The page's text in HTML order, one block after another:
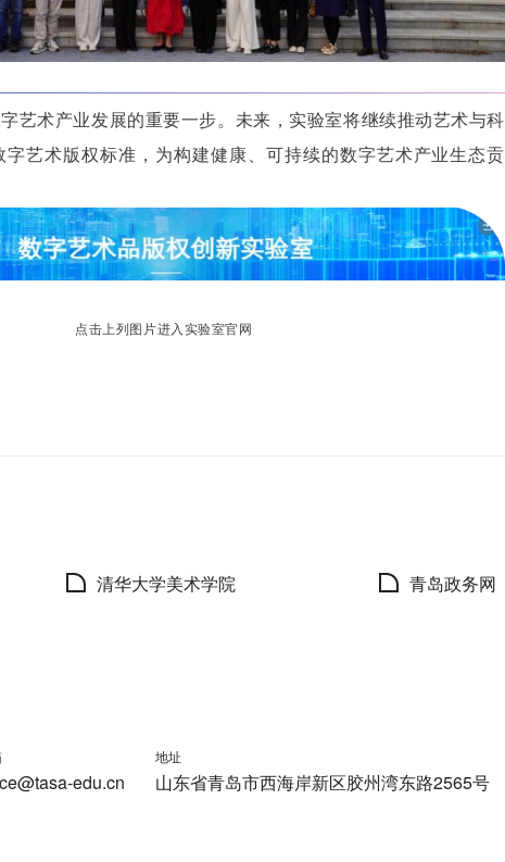
艺术产业发展的重要一步。未来，实验室将继续推动艺术与科
艺术版权标准，为构建健康、可持续的数字艺术产业生态贡
点击上列图片进入实验室官网
清华大学美术学院 青岛政务网
edu.cn
地址
山东省青岛市西海岸新区胶州湾东路2565号